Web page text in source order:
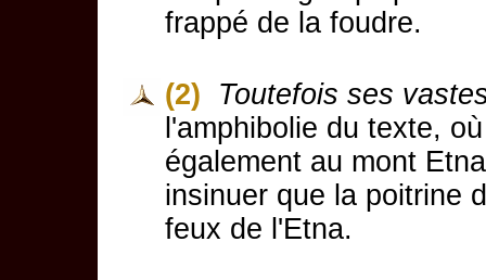
frappé de la foudre.
(2)
Toutefois ses
l'amphibolie du texte,
également au mont
insinuer que la poitrine
feux de l'Etna.